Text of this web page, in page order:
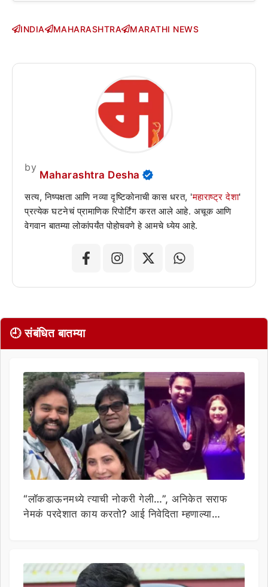
INDIA MAHARASHTRA MARATHI NEWS
by
Maharashtra Desha
सत्य, निष्पक्षता आणि नव्या दृष्टिकोनाची कास धरत, 'महाराष्ट्र देशा'
प्रत्येक घटनेचं प्रामाणिक रिपोर्टिंग करत आले आहे. अचूक आणि
वेगवान बातम्या लोकांपर्यंत पोहोचवणे हे आमचे ध्येय आहे.
🕘 संबंधित बातम्या
“लॉकडाऊनमध्ये त्याची नोकरी गेली…”, अनिकेत सराफ
नेमकं परदेशात काय करतो? आई निवेदिता म्हणाल्या…